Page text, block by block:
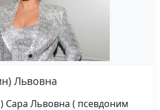
Львовна
Львовна ( псевдоним